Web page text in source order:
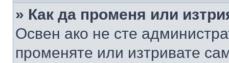
» Как да променя или
Освен ако не сте
променяте или изтривате